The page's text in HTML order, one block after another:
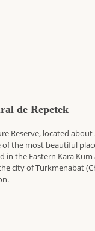
de Repetek
Reserve, located
of the most beautiful
in the Eastern Kara
city of Turkmenabat